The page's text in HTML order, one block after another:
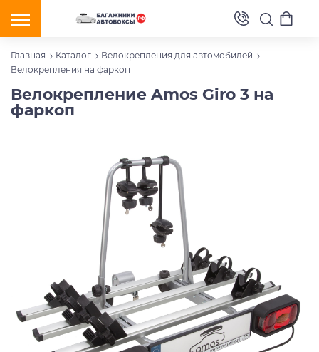
Главная Каталог
Велокрепления для автомобилей
Велокрепления на фаркоп
Велокрепление Amos Giro 3 на
фаркоп